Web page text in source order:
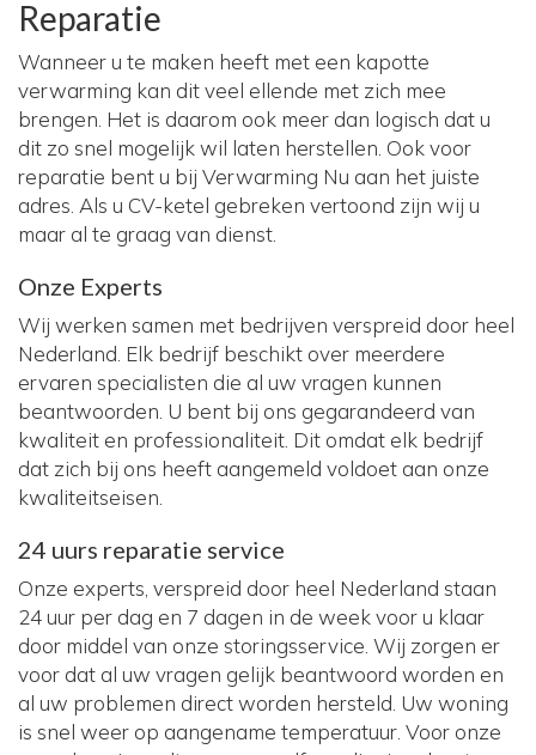
Reparatie
Wanneer u te maken heeft met een kapotte
verwarming kan dit veel ellende met zich mee
brengen. Het is daarom ook meer dan logisch dat u
dit zo snel mogelijk wil laten herstellen. Ook voor
reparatie bent u bij Verwarming Nu aan het juiste
adres. Als u CV-ketel gebreken vertoond zijn wij u
maar al te graag van dienst.
Onze Experts
Wij werken samen met bedrijven verspreid door heel
Nederland. Elk bedrijf beschikt over meerdere
ervaren specialisten die al uw vragen kunnen
beantwoorden. U bent bij ons gegarandeerd van
kwaliteit en professionaliteit. Dit omdat elk bedrijf
dat zich bij ons heeft aangemeld voldoet aan onze
kwaliteitseisen.
24 uurs reparatie service
Onze experts, verspreid door heel Nederland staan
24 uur per dag en 7 dagen in de week voor u klaar
door middel van onze storingsservice. Wij zorgen er
voor dat al uw vragen gelijk beantwoord worden en
al uw problemen direct worden hersteld. Uw woning
is snel weer op aangename temperatuur. Voor onze